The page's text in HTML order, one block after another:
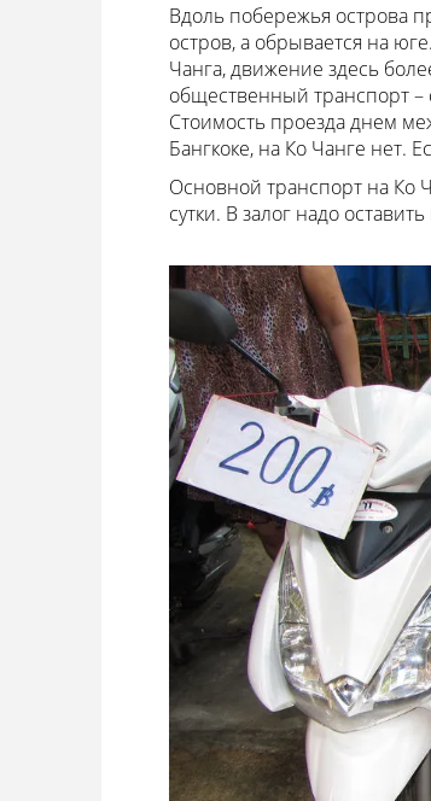
Вдоль побережья острова
остров, а обрывается на
Чанга, движение здесь
общественный транспорт –
Стоимость проезда днем
Бангкоке, на Ко Чанге нет.
Основной транспорт на Ко
сутки. В залог надо